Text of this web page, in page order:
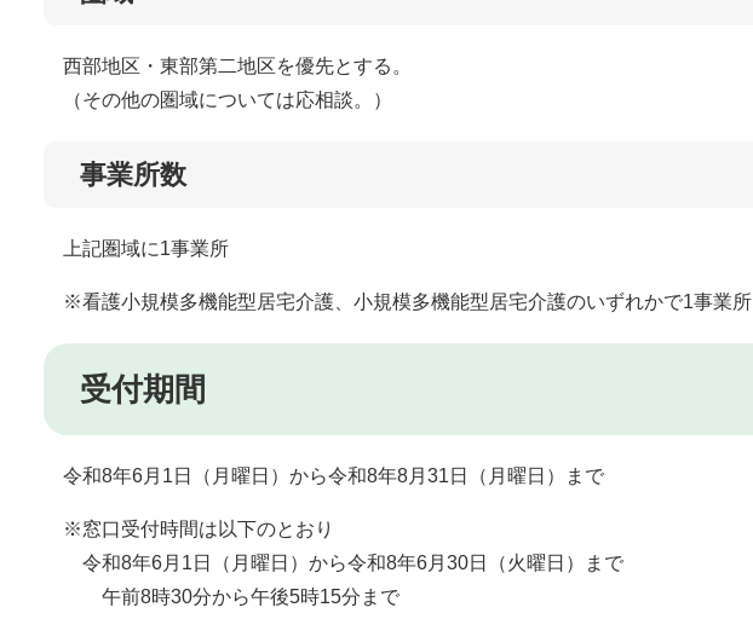
西部地区・東部第二地区を優先とする。
（その他の圏域については応相談。）
事業所数
上記圏域に1事業所
※看護小規模多機能型居宅介護、小規模多機能型居宅介護のいずれかで1事業所
受付期間
令和8年6月1日（月曜日）から令和8年8月31日（月曜日）まで
※窓口受付時間は以下のとおり
令和8年6月1日（月曜日）から令和8年6月30日（火曜日）まで
午前8時30分から午後5時15分まで